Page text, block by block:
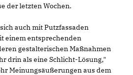
der letzten Wochen.
auch mit Putzfassaden
einem entsprechenden
gestalterischen Maßnahmen
drin als eine Schlicht-Lösung,"
Meinungsäußerungen aus dem